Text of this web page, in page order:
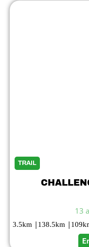
TRAIL
13
3.5km | 138.5km | 109